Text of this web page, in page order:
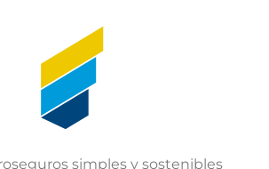
simples y sostenibles